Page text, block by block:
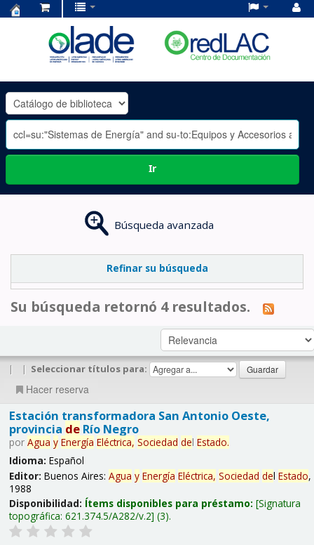
OLADE
-
Ir
Búsqueda avanzada
Refinar su búsqueda
Su búsqueda retornó 4 resultados.
| | Seleccionar títulos para:
Hacer reserva
Estación transformadora San Antonio Oeste,
provincia deRío Negro
por Agua y Energía Eléctrica, Sociedad del Estado.
Idioma: Español
Editor: Buenos Aires: Agua y Energía Eléctrica, Sociedad del Estado,
1988
Disponibilidad: Ítems disponibles para préstamo: Signatura
topográfica: 621.374.5/A282/v.2 (3).